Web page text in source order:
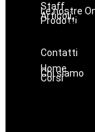
Staff
Le nostre
Articoli
Prodotti
Contatti
Home
Chi siamo
Corsi